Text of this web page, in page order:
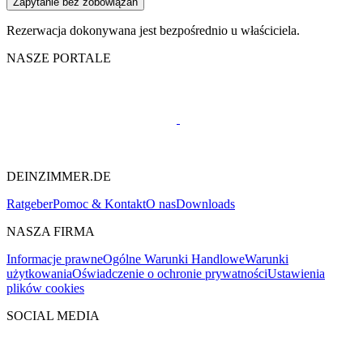
Rezerwacja dokonywana jest bezpośrednio u właściciela.
NASZE PORTALE
DEINZIMMER.DE
RatgeberPomoc & KontaktO nasDownloads
NASZA FIRMA
Informacje prawneOgólne Warunki HandloweWarunki
użytkowaniaOświadczenie o ochronie prywatnościUstawienia
plików cookies
SOCIAL MEDIA